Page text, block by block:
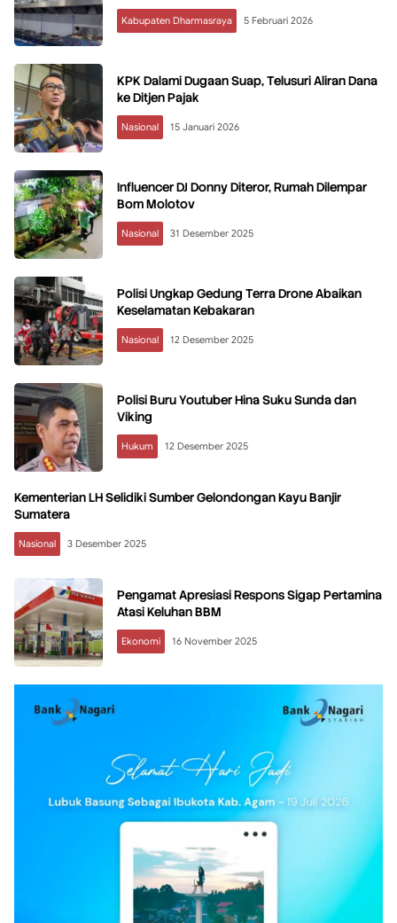
Kabupaten Dharmasraya 5 Februari 2026
KPK Dalami Dugaan Suap, Telusuri Aliran Dana
ke Ditjen Pajak
Nasional 15 Januari 2026
Influencer DJ Donny Diteror, Rumah Dilempar
Bom Molotov
Nasional 31 Desember 2025
Polisi Ungkap Gedung Terra Drone Abaikan
Keselamatan Kebakaran
Nasional 12 Desember 2025
Polisi Buru Youtuber Hina Suku Sunda dan
Viking
Hukum 12 Desember 2025
Kementerian LH Selidiki Sumber Gelondongan Kayu Banjir
Sumatera
Nasional 3 Desember 2025
Pengamat Apresiasi Respons Sigap Pertamina
Atasi Keluhan BBM
Ekonomi 16 November 2025